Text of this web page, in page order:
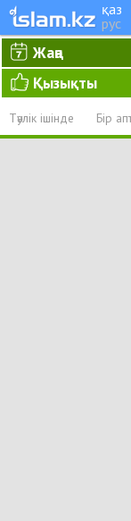
қаз
рус
Жаңа
Қызықты
Тәулік ішінде Бір